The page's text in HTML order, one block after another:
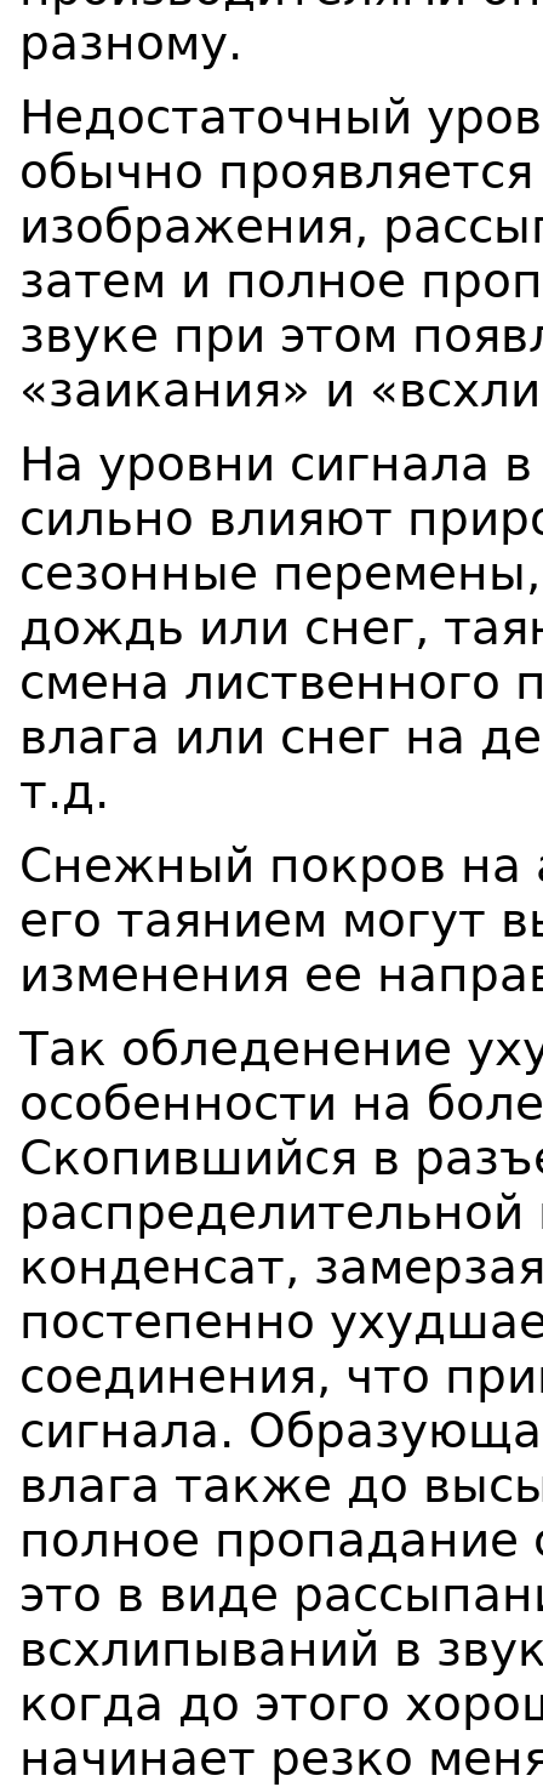
разному.
Недостаточный
обычно
изображения,
затем и полное
звуке при этом
«заикания» и
На уровни сигнала
сильно влияют
сезонные
дождь или снег,
смена лиственного
влага или снег на
т.д.
Снежный покров на
его таянием могут
изменения ее
Так обледенение
особенности на
Скопившийся в
конденсат,
постепенно
соединения, что
сигнала.
влага также до
полное пропадание
это в виде
всхлипываний в
когда до этого
начинает резко